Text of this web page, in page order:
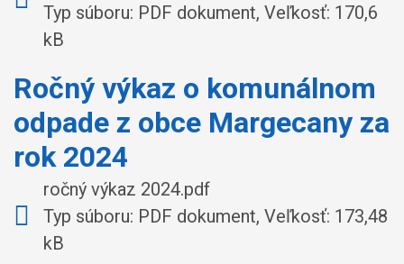
Typ súboru: PDF dokument, Veľkosť: 170,6
kB
Ročný výkaz o komunálnom
odpade z obce Margecany za
rok 2024
ročný výkaz 2024.pdf
Typ súboru: PDF dokument, Veľkosť: 173,48
kB